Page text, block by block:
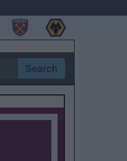
Search